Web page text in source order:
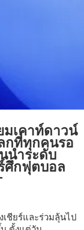
มเคาท์ดาวน์
กที่ทุกคนรอ
นำระดับ
ศึกฟุตบอล
ชียร์และร่วมลุ้นไป